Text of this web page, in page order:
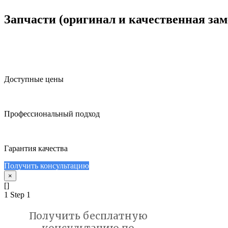
Запчасти (оригинал и качественная
Доступные цены
Профессиональный подход
Гарантия качества
Получить консультацию
×
[]
1 Step 1
Получить бесплатную